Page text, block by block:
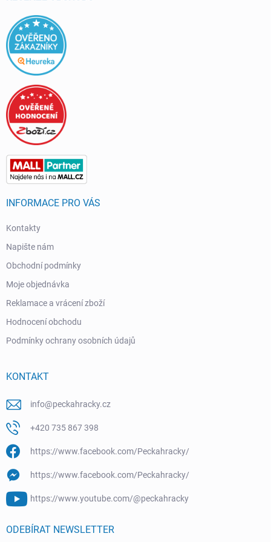
INFORMACE PRO VÁS
Kontakty
Napište nám
Obchodní podmínky
Moje objednávka
Reklamace a vrácení zboží
Hodnocení obchodu
Podmínky ochrany osobních údajů
KONTAKT
info@peckahracky.cz
+420 735 867 398
https://www.facebook.com/Peckahracky/
https://www.facebook.com/Peckahracky/
https://www.youtube.com/@peckahracky
ODEBÍRAT NEWSLETTER